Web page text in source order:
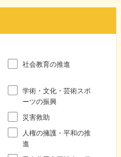
社会教育の推進
学術・文化・芸術スポ
ーツの振興
災害救助
人権の擁護・平和の推
進